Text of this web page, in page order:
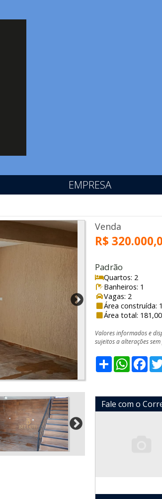
EMPRESA
Venda
R$
Padrão
Quartos: 2
Banheiros: 1
Vagas: 2
Área construída:
Área total:
Valores informados e
sujeitos a alterações
Share
Fale com o